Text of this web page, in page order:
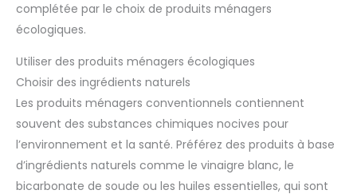
complétée par le choix de produits ménagers
écologiques.
Utiliser des produits ménagers écologiques
Choisir des ingrédients naturels
Les produits ménagers conventionnels contiennent
souvent des substances chimiques nocives pour
l’environnement et la santé. Préférez des produits à base
d’ingrédients naturels comme le vinaigre blanc, le
bicarbonate de soude ou les huiles essentielles, qui sont